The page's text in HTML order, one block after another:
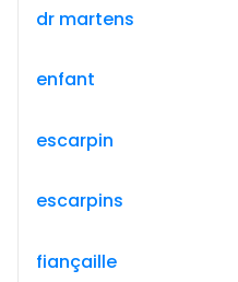
dr martens
enfant
escarpin
escarpins
fiançaille